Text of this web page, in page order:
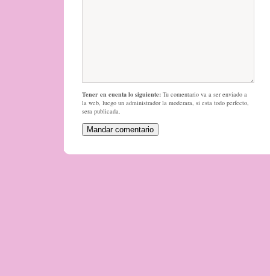
Tener en cuenta lo siguiente: Tu comentario va a ser enviado a
la web, luego un administrador la moderara, si esta todo perfecto,
sera publicada.